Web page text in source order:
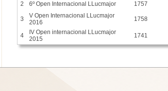
2
6º Open Internacional LLucmajor 1757
3
V Open Internacional LLucmajor
2016
1758
4
IV Open internacional LLucmajor
2015
1741